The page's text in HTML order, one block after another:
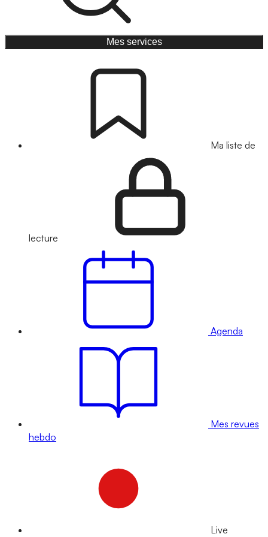
Mes services
Ma liste de
lecture
Agenda
Mes revues
hebdo
Live